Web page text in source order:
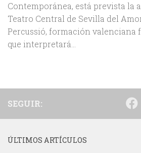
Contemporánea, está prevista la
Teatro Central de Sevilla del
Percussió, formación valenciana
que interpretará...
SEGUIR:
ÚLTIMOS ARTÍCULOS